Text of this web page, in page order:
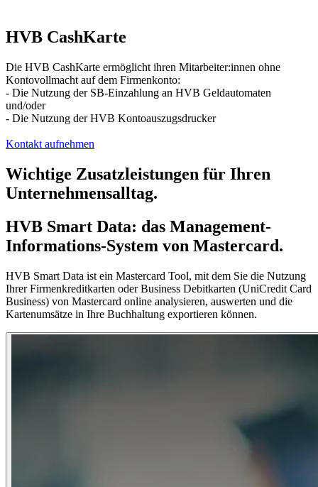
HVB CashKarte
Die HVB CashKarte ermöglicht ihren Mitarbeiter:innen ohne
Kontovollmacht auf dem Firmenkonto:
- Die Nutzung der SB-Einzahlung an HVB Geldautomaten
und/oder
- Die Nutzung der HVB Kontoauszugsdrucker
Kontakt aufnehmen
Wichtige Zusatzleistungen für Ihren
Unternehmensalltag.
HVB Smart Data: das Management-
Informations-System von Mastercard.
HVB Smart Data ist ein Mastercard Tool, mit dem Sie die Nutzung
Ihrer Firmenkreditkarten oder Business Debitkarten (UniCredit Card
Business) von Mastercard online analysieren, auswerten und die
Kartenumsätze in Ihre Buchhaltung exportieren können.